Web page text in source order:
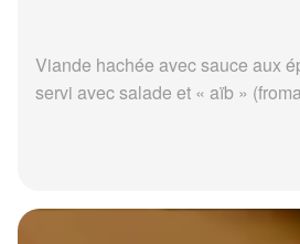
Viande hachée avec sauce aux
servi avec salade et « aïb »